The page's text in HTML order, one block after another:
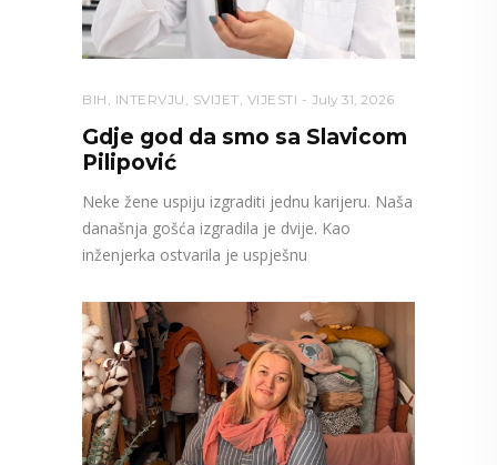
BIH INTERVJU SVIJET VIJESTI July 31, 2026
Gdje god da smo sa Slavicom
Pilipović
Neke žene uspiju izgraditi jednu karijeru. Naša
današnja gošća izgradila je dvije. Kao
inženjerka ostvarila je uspješnu